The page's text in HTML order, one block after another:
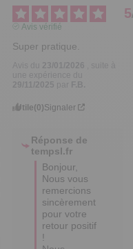
5
Avis vérifié
Super pratique.
23/01/2026
, suite à
29/11/2025
par F.B.
Utile(0)Signaler
Réponse de
tempsl.fr
Bonjour,
Nous vous
remercions
sincèrement
pour votre
retour positif
!